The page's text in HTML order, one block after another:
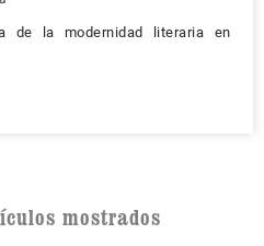
de la modernidad literaria en
mostrados